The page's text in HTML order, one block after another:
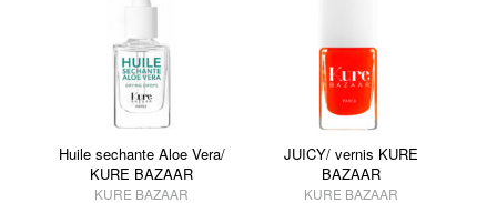
Huile sechante Aloe Vera/
KURE BAZAAR
KURE BAZAAR
JUICY/ vernis KURE
BAZAAR
KURE BAZAAR